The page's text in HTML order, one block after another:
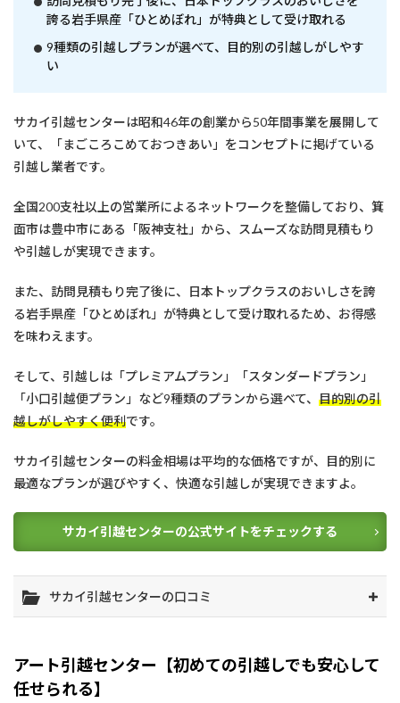
誇る岩手県産「ひとめぼれ」が特典として受け取れる
9種類の引越しプランが選べて、目的別の引越しがしやす
い
サカイ引越センターは昭和46年の創業から50年間事業を展開して
いて、「まごころこめておつきあい」をコンセプトに掲げている
引越し業者です。
全国200支社以上の営業所によるネットワークを整備しており、箕
面市は豊中市にある「阪神支社」から、スムーズな訪問見積もり
や引越しが実現できます。
また、訪問見積もり完了後に、日本トップクラスのおいしさを誇
る岩手県産「ひとめぼれ」が特典として受け取れるため、お得感
を味わえます。
そして、引越しは「プレミアムプラン」「スタンダードプラン」
「小口引越便プラン」など9種類のプランから選べて、 目的別の引
越しがしやすく便利です。
サカイ引越センターの料金相場は平均的な価格ですが、目的別に
最適なプランが選びやすく、快適な引越しが実現できますよ。
サカイ引越センターの公式サイトをチェックする
サカイ引越センターの口コミ
アート引越センター【初めての引越しでも安心して
任せられる】